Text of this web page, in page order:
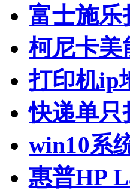
富士施乐
柯尼卡美
打印机ip
快递单只
win10系
惠普HP